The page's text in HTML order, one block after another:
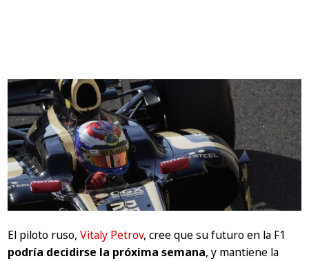
El piloto ruso,Vitaly Petrov, cree que su futuro en la F1
podría decidirse la próxima semana, y mantiene la